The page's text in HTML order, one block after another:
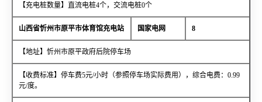
【充电桩数量】直流电桩4个，交流电桩0个
山西省忻州市原平市体育馆充电站 国家电网 8
【地址】忻州市原平政府后院停车场
【收费标准】停车费5元/小时（参照停车场实际费用），综合电费：0.99
元/度。